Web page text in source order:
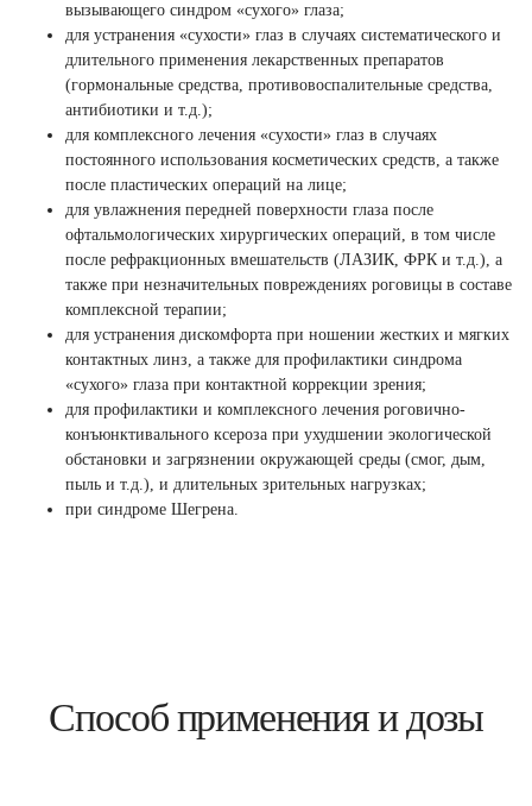
вызывающего синдром «сухого» глаза;
для устранения «сухости» глаз в случаях систематического и
длительного применения лекарственных препаратов
(гормональные средства, противовоспалительные средства,
антибиотики и т.д.);
для комплексного лечения «сухости» глаз в случаях
постоянного использования косметических средств, а также
после пластических операций на лице;
для увлажнения передней поверхности глаза после
офтальмологических хирургических операций, в том числе
после рефракционных вмешательств (ЛАЗИК, ФРК и т.д.), а
также при незначительных повреждениях роговицы в составе
комплексной терапии;
для устранения дискомфорта при ношении жестких и мягких
контактных линз, а также для профилактики синдрома
«сухого» глаза при контактной коррекции зрения;
для профилактики и комплексного лечения роговично-
конъюнктивального ксероза при ухудшении экологической
обстановки и загрязнении окружающей среды (смог, дым,
пыль и т.д.), и длительных зрительных нагрузках;
при синдроме Шегрена.
Способ применения и дозы